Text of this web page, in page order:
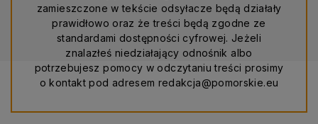
zamieszczone w tekście odsyłacze będą działały
prawidłowo oraz że treści będą zgodne ze
standardami dostępności cyfrowej. Jeżeli
znalazłeś niedziałający odnośnik albo
potrzebujesz pomocy w odczytaniu treści prosimy
o kontakt pod adresem redakcja@pomorskie.eu